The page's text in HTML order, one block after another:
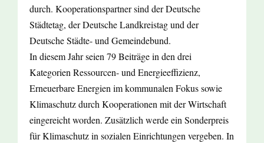
durch. Kooperationspartner sind der Deutsche
Städtetag, der Deutsche Landkreistag und der
Deutsche Städte- und Gemeindebund.
In diesem Jahr seien 79 Beiträge in den drei
Kategorien Ressourcen- und Energieeffizienz,
Erneuerbare Energien im kommunalen Fokus sowie
Klimaschutz durch Kooperationen mit der Wirtschaft
eingereicht worden. Zusätzlich werde ein Sonderpreis
für Klimaschutz in sozialen Einrichtungen vergeben. In